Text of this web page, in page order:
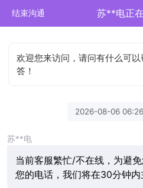
结束沟通 苏**电正
欢迎您来访问，请问有什么可
答！
2026-08-06
苏**电
当前客服繁忙/不在线，为避
您的电话，我们将在30分钟内